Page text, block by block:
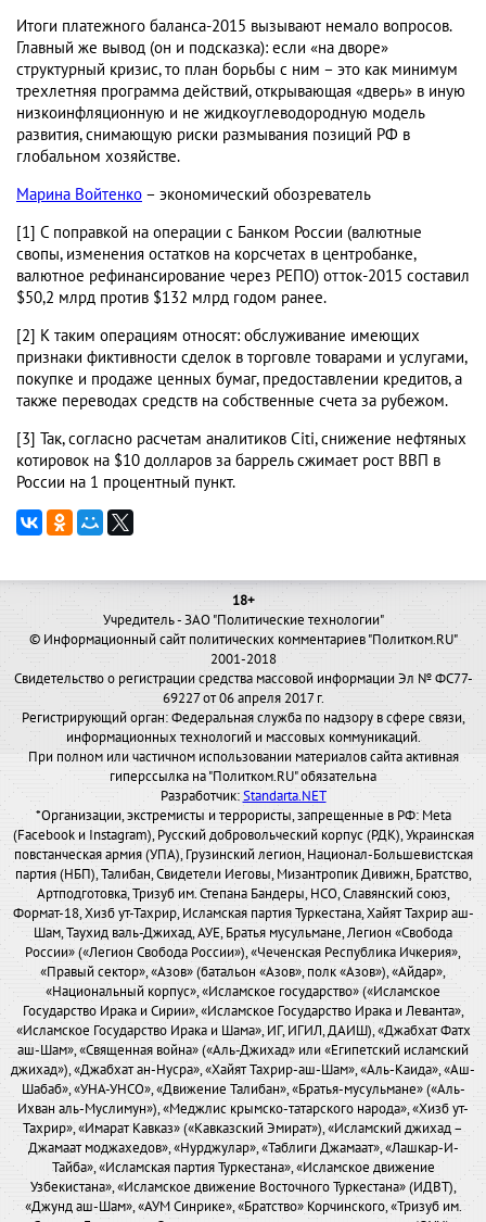
Итоги платежного баланса-2015 вызывают немало вопросов.
Главный же вывод (он и подсказка): если «на дворе»
структурный кризис, то план борьбы с ним – это как минимум
трехлетняя программа действий, открывающая «дверь» в иную
низкоинфляционную и не жидкоуглеводородную модель
развития, снимающую риски размывания позиций РФ в
глобальном хозяйстве.
Марина Войтенко – экономический обозреватель
[1] С поправкой на операции с Банком России (валютные
свопы, изменения остатков на корсчетах в центробанке,
валютное рефинансирование через РЕПО) отток-2015 составил
$50,2 млрд против $132 млрд годом ранее.
[2] К таким операциям относят: обслуживание имеющих
признаки фиктивности сделок в торговле товарами и услугами,
покупке и продаже ценных бумаг, предоставлении кредитов, а
также переводах средств на собственные счета за рубежом.
[3] Так, согласно расчетам аналитиков Citi, снижение нефтяных
котировок на $10 долларов за баррель сжимает рост ВВП в
России на 1 процентный пункт.
18+
Учредитель - ЗАО "Политические технологии"
© Информационный сайт политических комментариев "Политком.RU"
2001-2018
Свидетельство о регистрации средства массовой информации Эл № ФС77-
69227 от 06 апреля 2017 г.
Регистрирующий орган: Федеральная служба по надзору в сфере связи,
информационных технологий и массовых коммуникаций.
При полном или частичном использовании материалов сайта активная
гиперссылка на "Политком.RU" обязательна
Разработчик:Standarta.NET
*Организации, экстремисты и террористы, запрещенные в РФ: Meta
(Facebook и Instagram), Русский добровольческий корпус (РДК), Украинская
повстанческая армия (УПА), Грузинский легион, Национал-Большевистская
партия (НБП), Талибан, Свидетели Иеговы, Мизантропик Дивижн, Братство,
Артподготовка, Тризуб им. Степана Бандеры, НСО, Славянский союз,
Формат-18, Хизб ут-Тахрир, Исламская партия Туркестана, Хайят Тахрир аш-
Шам, Таухид валь-Джихад, АУЕ, Братья мусульмане, Легион «Свобода
России» («Легион Свобода России»), «Чеченская Республика Ичкерия»,
«Правый сектор», «Азов» (батальон «Азов», полк «Азов»), «Айдар»,
«Национальный корпус», «Исламское государство» («Исламское
Государство Ирака и Сирии», «Исламское Государство Ирака и Леванта»,
«Исламское Государство Ирака и Шама», ИГ, ИГИЛ, ДАИШ), «Джабхат Фатх
аш-Шам», «Священная война» («Аль-Джихад» или «Египетский исламский
джихад»), «Джабхат ан-Нусра», «Хайят Тахрир-аш-Шам», «Аль-Каида», «Аш-
Шабаб», «УНА-УНСО», «Движение Талибан», «Братья-мусульмане» («Аль-
Ихван аль-Муслимун»), «Меджлис крымско-татарского народа», «Хизб ут-
Тахрир», «Имарат Кавказ» («Кавказский Эмират»), «Исламский джихад –
Джамаат моджахедов», «Нурджулар», «Таблиги Джамаат», «Лашкар-И-
Тайба», «Исламская партия Туркестана», «Исламское движение
Узбекистана», «Исламское движение Восточного Туркестана» (ИДВТ),
«Джунд аш-Шам», «АУМ Синрике», «Братство» Корчинского, «Тризуб им.